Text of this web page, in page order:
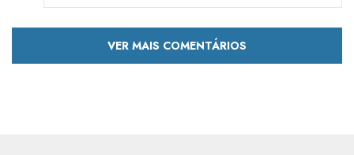
VER MAIS COMENTÁRIOS